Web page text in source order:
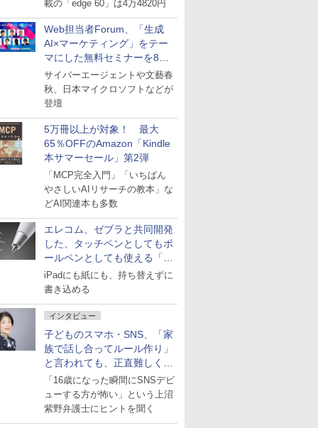
載の「edge 60」は4万4820円
Web担当者Forum、「生成
AI×マーケティング」をテー
マにした無料セミナーを8月
27日にオンライン開催
サイバーエージェントや文藝春
秋、日本マイクロソフトなどが
登壇
5万冊以上が対象！ 最大
65％OFFのAmazon「Kindle
本サマーセール」第2弾
「MCP完全入門」「いちばん
やさしいAIリサーチの教本」な
どAI関連本も多数
エレコム、ゼブラと共同開発
した、タッチペンとしてもボ
ールペンとしても使える「ス
タイラスツーウェイ」発売
iPadにも紙にも、持ち替えずに
書き込める
インタビュー
子どものスマホ・SNS、「家
族で話し合ってルール作り」
と言われても、正直難しくな
いですか？
「16歳になった瞬間にSNSデビ
ューする方が怖い」という上沼
紫野弁護士にヒントを聞く